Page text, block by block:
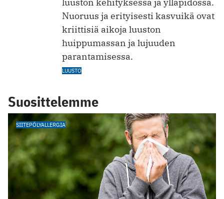
luuston kehityksessä ja ylläpidossa.
Nuoruus ja erityisesti kasvuikä ovat
kriittisiä aikoja luuston
huippumassan ja lujuuden
parantamisessa.
LUUSTO
Suosittelemme
SIITEPÖLYALLERGIA